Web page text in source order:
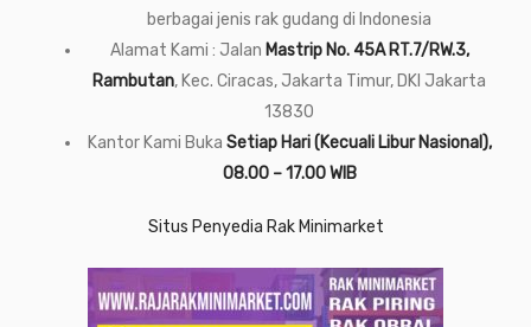
berbagai jenis rak gudang di Indonesia
Alamat Kami : Jalan Mastrip No. 45A RT.7/RW.3,
Rambutan, Kec. Ciracas, Jakarta Timur, DKI Jakarta
13830
Kantor Kami Buka Setiap Hari (Kecuali Libur Nasional),
08.00 – 17.00 WIB
Situs Penyedia Rak Minimarket